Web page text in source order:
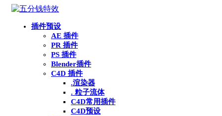
插件预设
AE 插件
PR 插件
PS 插件
Blender插件
C4D 插件
.渲染器
. 粒子流体
C4D常用插件
C4D预设